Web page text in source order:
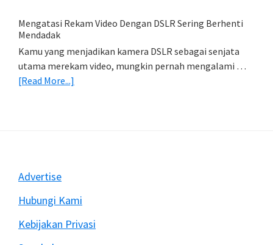
Import
Mengatasi Rekam Video Dengan DSLR Sering Berhenti
Mendadak
Kamu yang menjadikan kamera DSLR sebagai senjata
utama merekam video, mungkin pernah mengalami …
[Read More...]
Mendadak
Footer
Advertise
Hubungi Kami
Kebijakan Privasi